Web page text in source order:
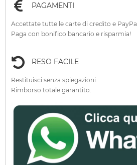
PAGAMENTI
Accettate tutte le carte di credito e PayPal.
Paga con bonifico bancario e risparmia!
RESO FACILE
Restituisci senza spiegazioni.
Rimborso totale garantito.